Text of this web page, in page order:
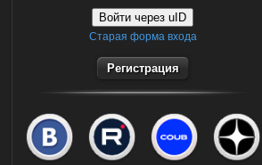
Войти через uID
Старая форма входа
Регистрация